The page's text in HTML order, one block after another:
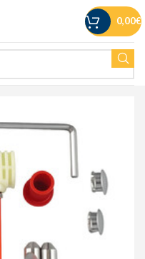
0,00€